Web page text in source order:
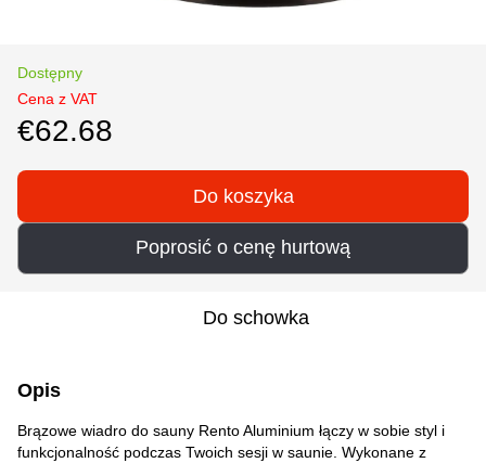
Dostępny
Cena z VAT
€62.68
Do koszyka
Poprosić o cenę hurtową
Do schowka
Opis
Brązowe wiadro do sauny Rento Aluminium łączy w sobie styl i
funkcjonalność podczas Twoich sesji w saunie. Wykonane z